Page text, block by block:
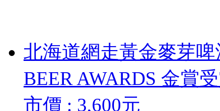
北海道網走黃金麥芽
BEER AWARDS 金賞
市價 : 3,600元